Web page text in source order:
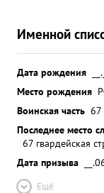
Именной
Дата рождения
Место рождения
Воинская часть 67
Последнее место
67 гвардейская
Дата призыва
Ещё